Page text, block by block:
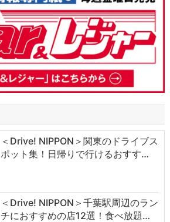
＜Drive! NIPPON＞関東のドライブス
ポット集！日帰りで行けるおすす…
＜Drive! NIPPON＞千葉駅周辺のラン
チにおすすめの店12選！食べ放題…